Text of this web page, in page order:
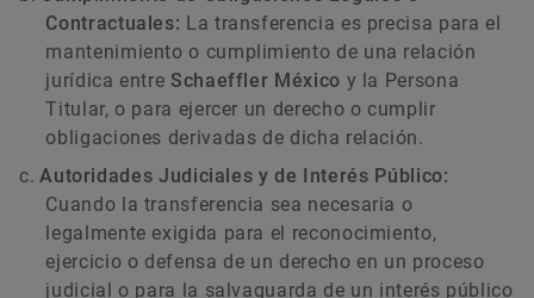
Contractuales: La transferencia es precisa para el
mantenimiento o cumplimiento de una relación
jurídica entre Schaeffler México y la Persona
Titular, o para ejercer un derecho o cumplir
obligaciones derivadas de dicha relación.
Autoridades Judiciales y de Interés Público:
Cuando la transferencia sea necesaria o
legalmente exigida para el reconocimiento,
ejercicio o defensa de un derecho en un proceso
judicial o para la salvaguarda de un interés público